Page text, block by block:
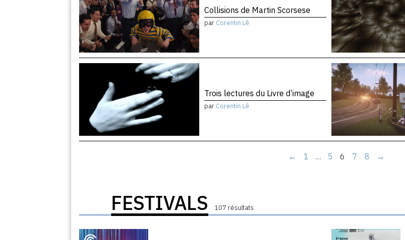
Collisions de Martin Scorsese
par Corentin Lê
Trois lectures du Livre d’image
par Corentin Lê
← 1 … 5 6 7 8 →
FESTIVALS 107 résultats